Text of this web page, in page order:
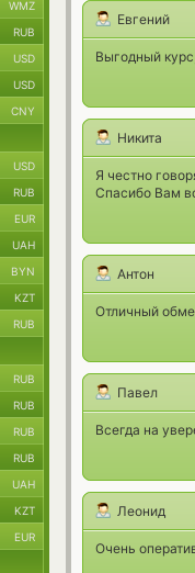
Евгений
Выгодный
Никита
Я честно
Спасибо Вам
Антон
Отличный
Павел
Всегда на
Леонид
Очень
WMZ
RUB
USD
USD
CNY
USD
RUB
EUR
UAH
BYN
KZT
RUB
RUB
RUB
RUB
RUB
UAH
KZT
EUR